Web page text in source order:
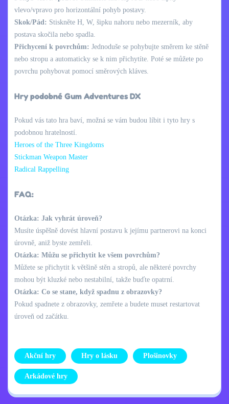
vlevo/vpravo pro horizontální pohyb postavy.
Skok/Pád: Stiskněte H, W, šipku nahoru nebo mezerník, aby
postava skočila nebo spadla.
Přichycení k povrchům: Jednoduše se pohybujte směrem ke stěně
nebo stropu a automaticky se k nim přichytíte. Poté se můžete po
povrchu pohybovat pomocí směrových kláves.
Hry podobné Gum Adventures DX
Pokud vás tato hra baví, možná se vám budou líbit i tyto hry s
podobnou hratelností.
Heroes of the Three Kingdoms
Stickman Weapon Master
Radical Rappelling
FAQ:
Otázka: Jak vyhrát úroveň?
Musíte úspěšně dovést hlavní postavu k jejímu partnerovi na konci
úrovně, aniž byste zemřeli.
Otázka: Můžu se přichytit ke všem povrchům?
Můžete se přichytit k většině stěn a stropů, ale některé povrchy
mohou být kluzké nebo nestabilní, takže buďte opatrní.
Otázka: Co se stane, když spadnu z obrazovky?
Pokud spadnete z obrazovky, zemřete a budete muset restartovat
úroveň od začátku.
Akční hry Hry o lásku Plošinovky
Arkádové hry